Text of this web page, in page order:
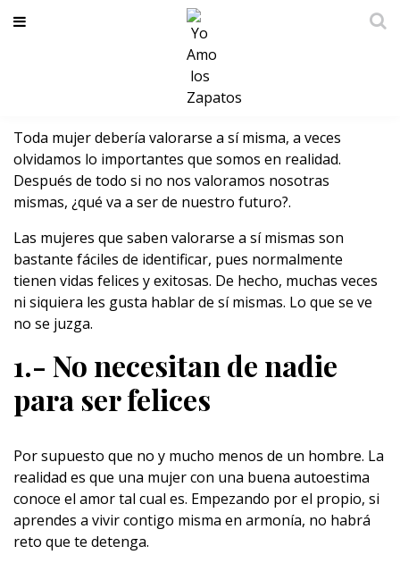
Esto es lo que hace una mujer que se
valora a sí misma
Toda mujer debería valorarse a sí misma, a veces
olvidamos lo importantes que somos en realidad.
Después de todo si no nos valoramos nosotras
mismas, ¿qué va a ser de nuestro futuro?.
Las mujeres que saben valorarse a sí mismas son
bastante fáciles de identificar, pues normalmente
tienen vidas felices y exitosas. De hecho, muchas veces
ni siquiera les gusta hablar de sí mismas. Lo que se ve
no se juzga.
1.- No necesitan de nadie
para ser felices
Por supuesto que no y mucho menos de un hombre. La
realidad es que una mujer con una buena autoestima
conoce el amor tal cual es. Empezando por el propio, si
aprendes a vivir contigo misma en armonía, no habrá
reto que te detenga.